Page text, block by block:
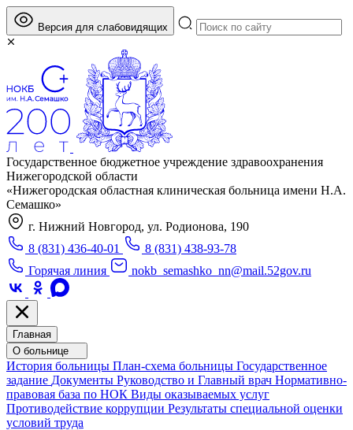
Версия для слабовидящих
Государственное бюджетное учреждение здравоохранения
Нижегородской области
«Нижегородская областная клиническая больница имени Н.А.
Семашко»
г. Нижний Новгород, ул. Родионова, 190
8 (831) 436-40-01
8 (831) 438-93-78
Горячая линия
nokb_semashko_nn@mail.52gov.ru
Главная
О больнице
История больницы План-схема больницы Государственное
задание Документы Руководство и Главный врач Нормативно-
правовая база по НОК Виды оказываемых услуг
Противодействие коррупции Результаты специальной оценки
условий труда